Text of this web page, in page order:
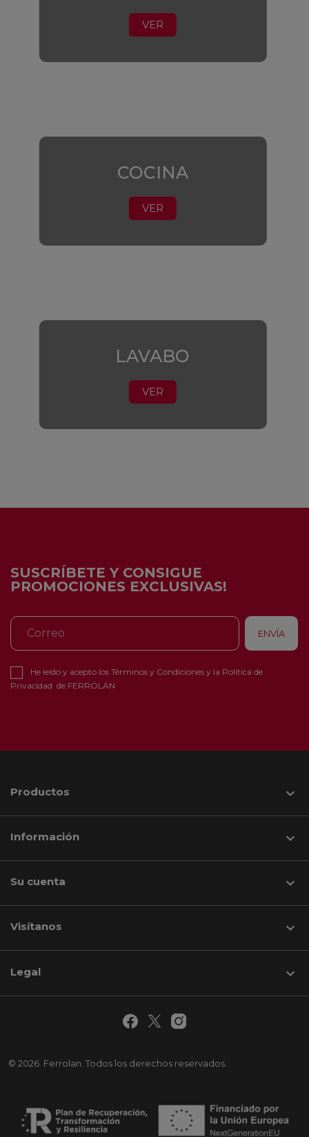
VER
COCINA
VER
LAVABO
VER
SUSCRÍBETE Y CONSIGUE
PROMOCIONES EXCLUSIVAS!
He leído y acepto los Términos y Condiciones y la Política de
Privacidad de FERROLAN
Productos 
Información 
Su cuenta 
Visítanos keyboard_arrow_down
© 2026. Ferrolan. Todos los derechos reservados.
Legal 